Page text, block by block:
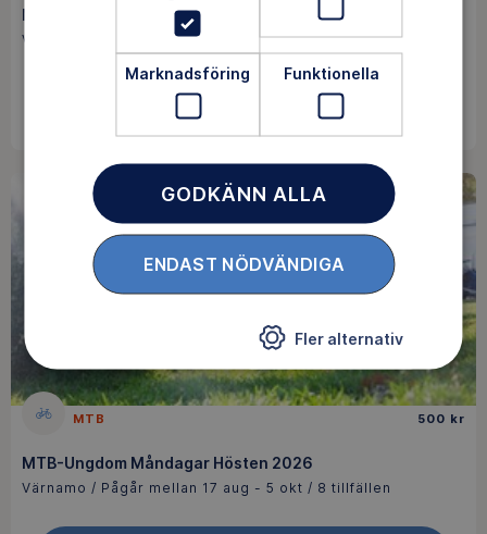
MTB Rötterna
Veberöd / Pågår mellan 16 aug - 4 okt / 9 tillfällen
MTB 500 kr
MTB-Ungdom Måndagar Hösten 2026
Värnamo / Pågår mellan 17 aug - 5 okt / 8 tillfällen
Marknadsföring Funktionella
GODKÄNN ALLA
ENDAST NÖDVÄNDIGA
Fler alternativ